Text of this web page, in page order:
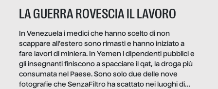
LA GUERRA ROVESCIA IL LAVORO
In Venezuela i medici che hanno scelto di non
scappare all’estero sono rimasti e hanno iniziato a
fare lavori di miniera. In Yemen i dipendenti pubblici e
gli insegnanti finiscono a spacciare il qat, la droga più
consumata nel Paese. Sono solo due delle nove
fotografie che SenzaFiltro ha scattato nei luoghi di